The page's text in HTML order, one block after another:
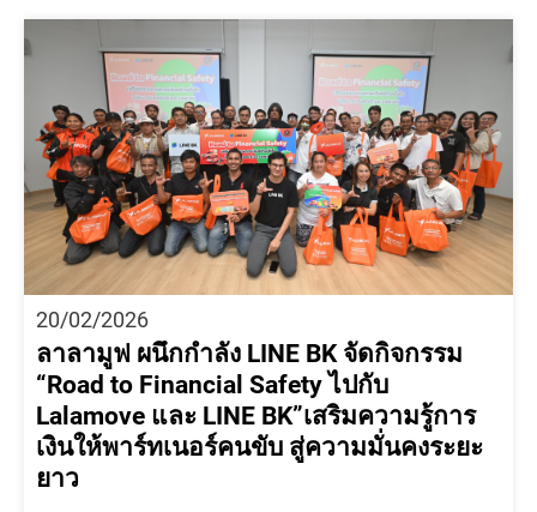
20/02/2026
ลาลามูฟ ผนึกกำลัง LINE BK จัดกิจกรรม
“Road to Financial Safety ไปกับ
Lalamove และ LINE BK”เสริมความรู้การ
เงินให้พาร์ทเนอร์คนขับ สู่ความมั่นคงระยะ
ยาว